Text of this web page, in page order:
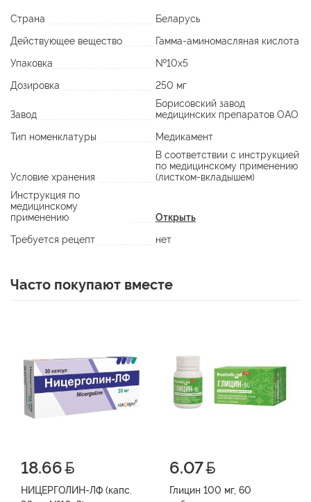
Страна
Беларусь
Действующее вещество
Гамма-аминомасляная кислота
Упаковка
№10х5
Дозировка
250 мг
Завод
Борисовский завод
медицинских препаратов ОАО
Тип номенклатуры
Медикамент
Условие хранения
В соответствии с инструкцией
по медицинскому применению
(листком-вкладышем)
Инструкция по
медицинскому
применению
Открыть
Требуется рецепт
нет
Часто покупают вместе
18.66
НИЦЕРГОЛИН-ЛФ (капс.
6.07
Глицин 100 мг, 60